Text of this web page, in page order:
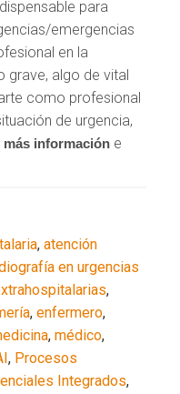
para
emergencias
en la
grave, algo de vital
como profesional
de urgencia,
más información e
,atención
en urgencias
,
,enfermero,
,médico,
, Procesos
Integrados,